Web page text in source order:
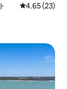
レビュー23
4.65 (23)